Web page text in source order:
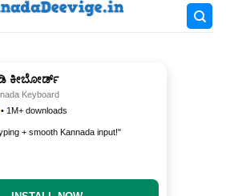
ಕೀಬೋರ್ಡ್
Keyboard
• 1M+ downloads
+ smooth Kannada input!"